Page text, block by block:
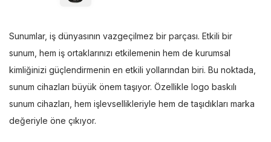
Sunumlar, iş dünyasının vazgeçilmez bir parçası. Etkili bir
sunum, hem iş ortaklarınızı etkilemenin hem de kurumsal
kimliğinizi güçlendirmenin en etkili yollarından biri. Bu noktada,
sunum cihazları büyük önem taşıyor. Özellikle logo baskılı
sunum cihazları, hem işlevsellikleriyle hem de taşıdıkları marka
değeriyle öne çıkıyor.